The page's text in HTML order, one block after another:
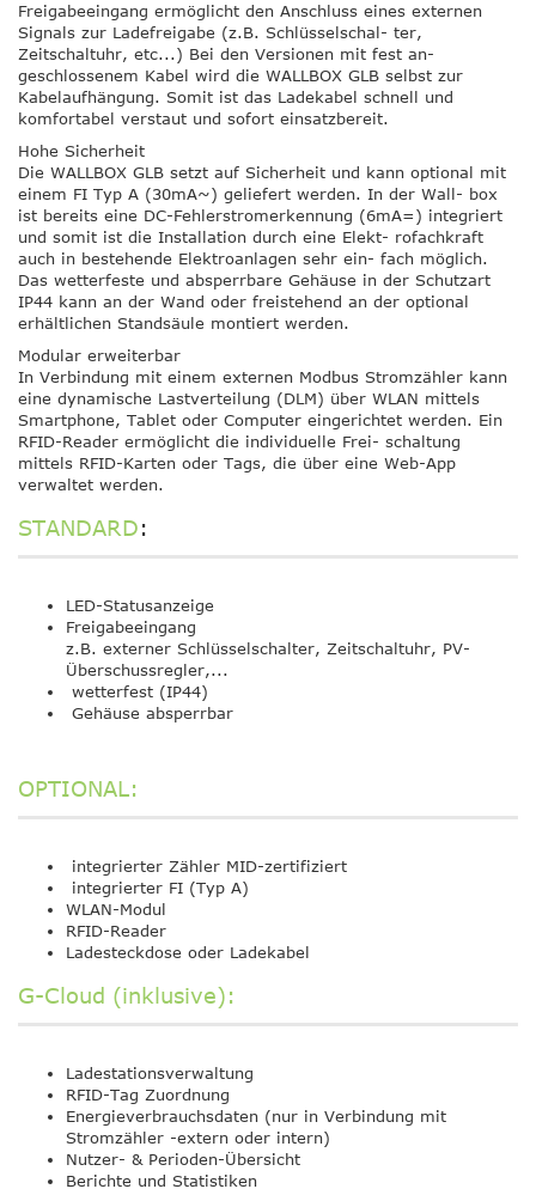
Freigabeeingang ermöglicht den Anschluss eines externen
Signals zur Ladefreigabe (z.B. Schlüsselschal- ter,
Zeitschaltuhr, etc...) Bei den Versionen mit fest an-
geschlossenem Kabel wird die WALLBOX GLB selbst zur
Kabelaufhängung. Somit ist das Ladekabel schnell und
komfortabel verstaut und sofort einsatzbereit.
Hohe Sicherheit
Die WALLBOX GLB setzt auf Sicherheit und kann optional mit
einem FI Typ A (30mA~) geliefert werden. In der Wall- box
ist bereits eine DC-Fehlerstromerkennung (6mA=) integriert
und somit ist die Installation durch eine Elekt- rofachkraft
auch in bestehende Elektroanlagen sehr ein- fach möglich.
Das wetterfeste und absperrbare Gehäuse in der Schutzart
IP44 kann an der Wand oder freistehend an der optional
erhältlichen Standsäule montiert werden.
Modular erweiterbar
In Verbindung mit einem externen Modbus Stromzähler kann
eine dynamische Lastverteilung (DLM) über WLAN mittels
Smartphone, Tablet oder Computer eingerichtet werden. Ein
RFID-Reader ermöglicht die individuelle Frei- schaltung
mittels RFID-Karten oder Tags, die über eine Web-App
verwaltet werden.
STANDARD:
LED-Statusanzeige
Freigabeeingang
z.B. externer Schlüsselschalter, Zeitschaltuhr, PV-
Überschussregler,...
wetterfest (IP44)
Gehäuse absperrbar
OPTIONAL:
integrierter Zähler MID-zertifiziert
integrierter FI (Typ A)
WLAN-Modul
RFID-Reader
Ladesteckdose oder Ladekabel
G-Cloud (inklusive):
Ladestationsverwaltung
RFID-Tag Zuordnung
Energieverbrauchsdaten (nur in Verbindung mit
Stromzähler -extern oder intern)
Nutzer- & Perioden-Übersicht
Berichte und Statistiken